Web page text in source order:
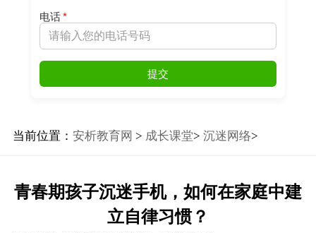
电话*
提交
当前位置： 安析教育网 > 成长课堂> 沉迷网络>
青春期孩子沉迷手机，如何在家庭中建
立自律习惯？